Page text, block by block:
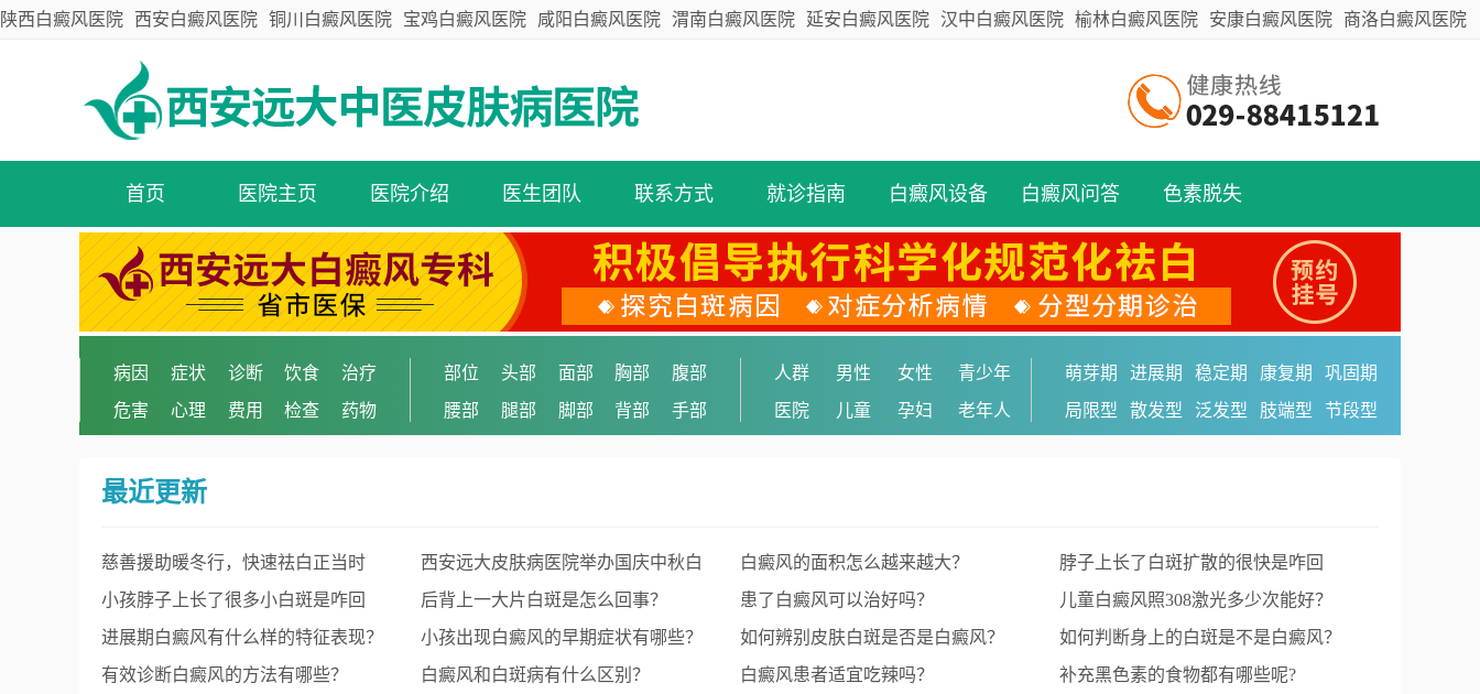
陕西白癜风医院 西安白癜风医院 铜川白癜风医院 宝鸡白癜风医院 咸阳白癜风医院 渭南白癜风医院 延安白癜风医院 汉中白癜风医院 榆林白癜风医院 安康白癜风医院 商洛白癜风医院
首页 医院主页 医院介绍 医生团队 联系方式 就诊指南 白癜风设备 白癜风问答 色素脱失
病因 症状 诊断 饮食
治疗
危害
心理 费用 检查 药物
部位 头部 面部 胸部
腹部
腰部
腿部 脚部 背部 手部
人群 男性 女性
青少年
医院
儿童 孕妇 老年人
萌芽期 进展期 稳定期 康复期
巩固期
局限型
散发型 泛发型 肢端型 节段型
最近更新
慈善援助暖冬行，快速祛白正当时
——白癜风冬季复色工程启动
西安远大皮肤病医院举办国庆中秋白
癜风京陕专家联合会诊+援助活动
白癜风的面积怎么越来越大？
脖子上长了白斑扩散的很快是咋回
事？
小孩脖子上长了很多小白斑是咋回
事？
后背上一大片白斑是怎么回事？ 患了白癜风可以治好吗？
儿童白癜风照308激光多少次能好？
进展期白癜风有什么样的特征表现？
能不能治好？
小孩出现白癜风的早期症状有哪些？ 如何辨别皮肤白斑是否是白癜风？
如何判断身上的白斑是不是白癜风？
有效诊断白癜风的方法有哪些？
白癜风和白斑病有什么区别？ 白癜风患者适宜吃辣吗？
补充黑色素的食物都有哪些呢?